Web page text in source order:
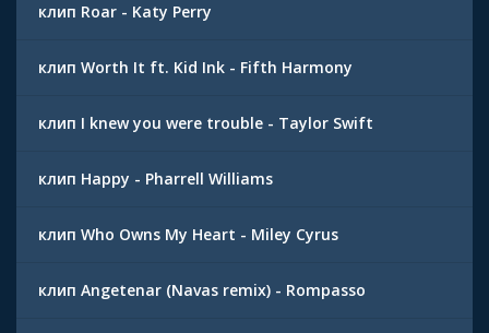
клип Roar - Katy Perry
клип Worth It ft. Kid Ink - Fifth Harmony
клип I knew you were trouble - Taylor Swift
клип Happy - Pharrell Williams
клип Who Owns My Heart - Miley Cyrus
клип Angetenar (Navas remix) - Rompasso